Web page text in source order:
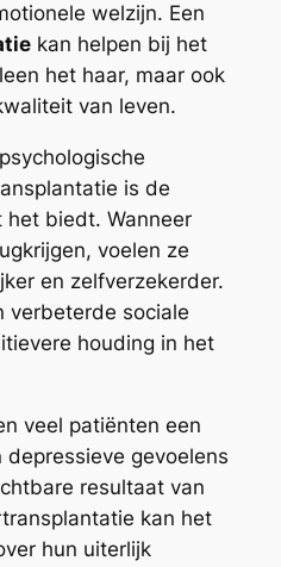
welzijn. Een
kan helpen bij het
het haar, maar ook
van leven.
is de
biedt. Wanneer
voelen ze
en zelfverzekerder.
verbeterde sociale
houding in het
veel patiënten een
gevoelens
resultaat van
kan het
hun uiterlijk